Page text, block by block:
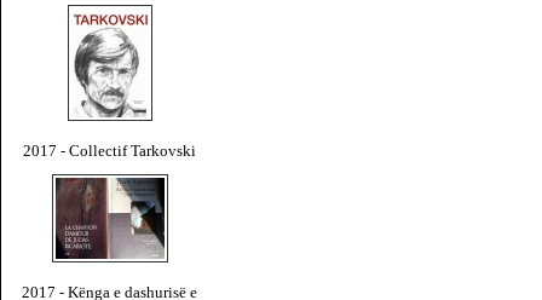
2017 - Collectif Tarkovski
2017 - Kënga e dashurisë e